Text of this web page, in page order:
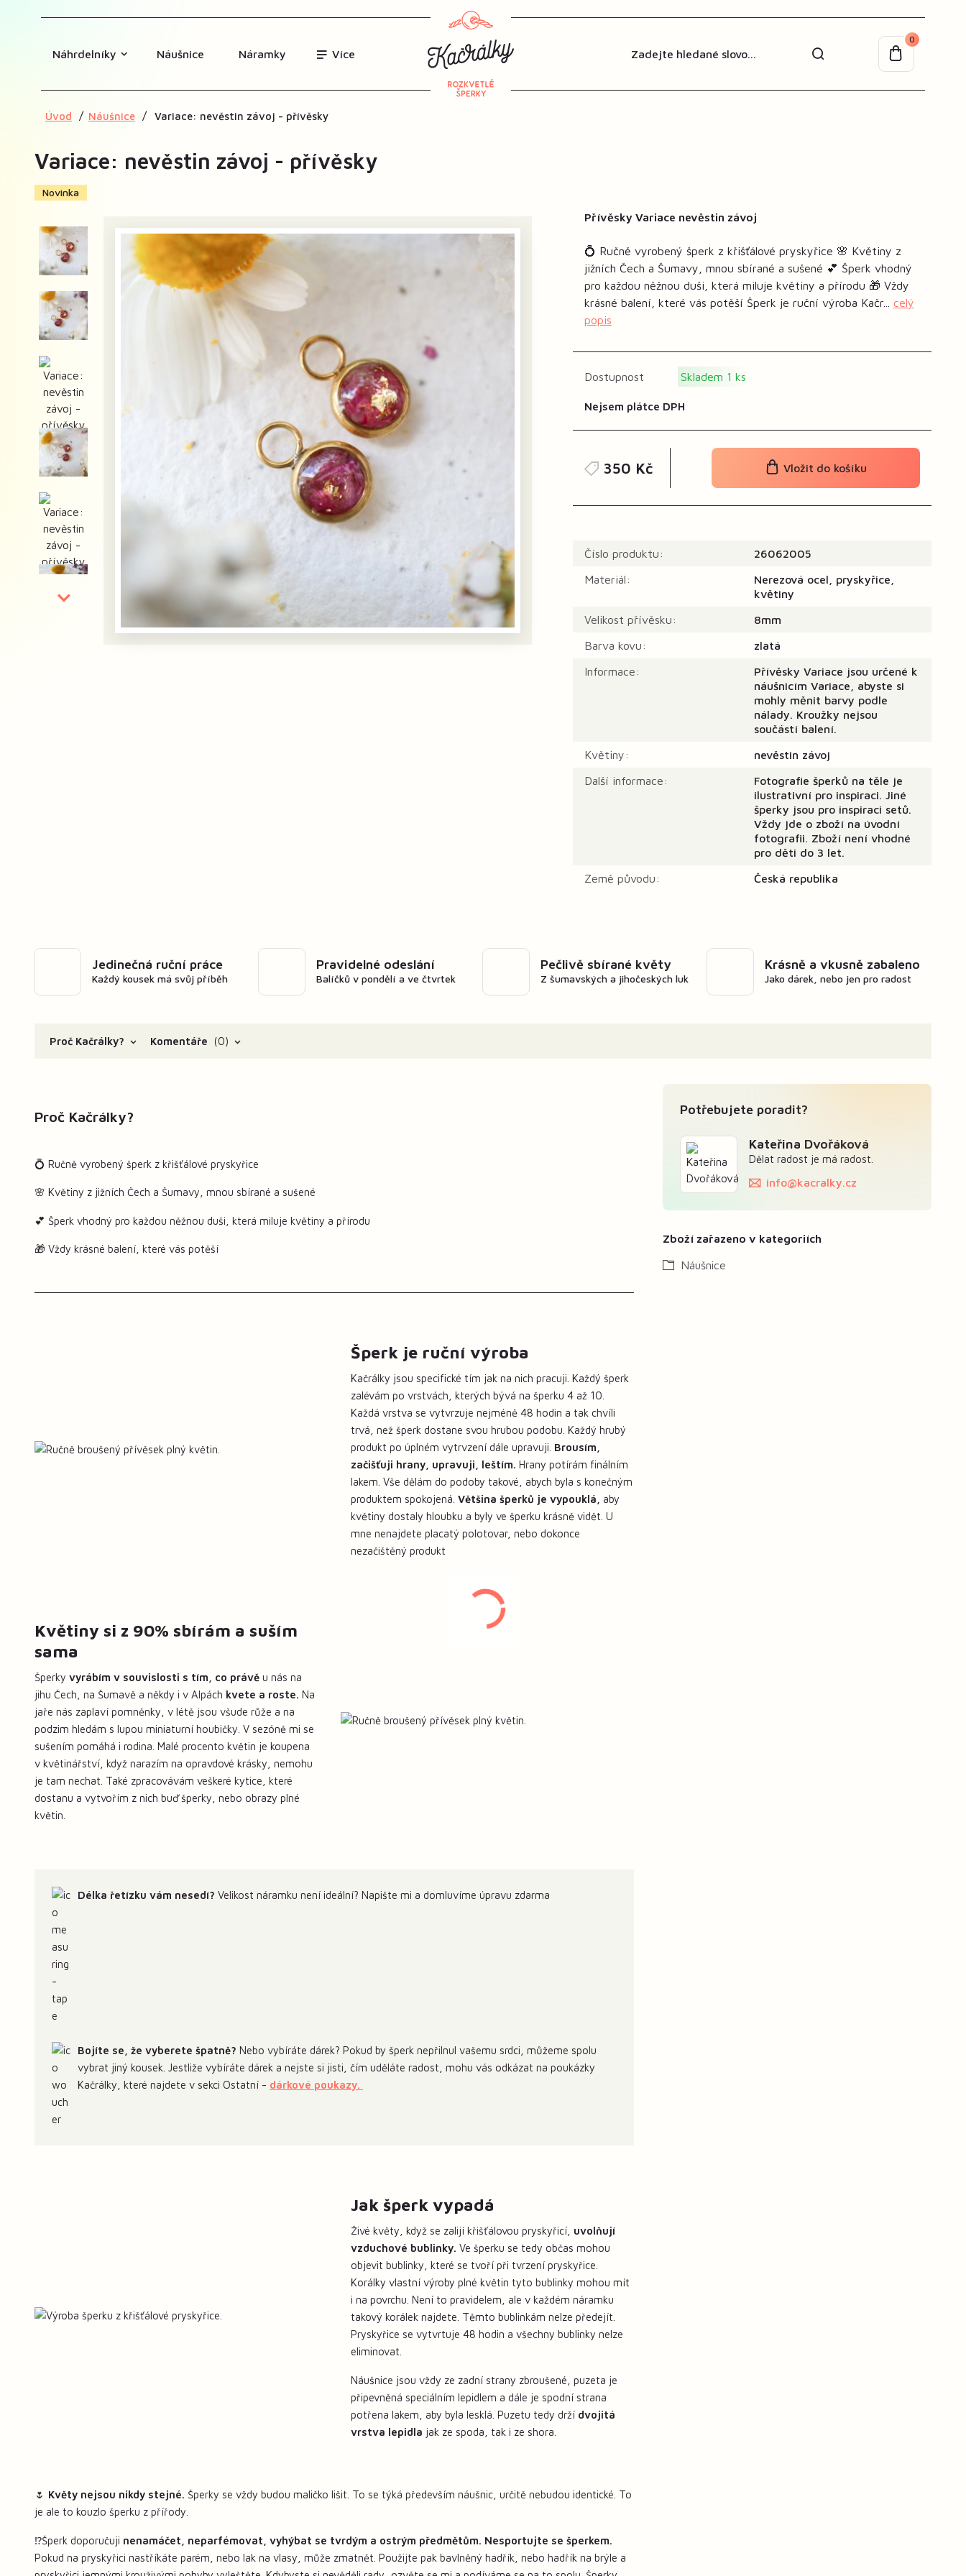
Náhrdelníky Náušnice Náramky Více
0
Úvod Náušnice Variace: nevěstin závoj - přívěsky
Variace: nevěstin závoj - přívěsky
Novinka
Přívěsky Variace nevěstin závoj
💍 Ručně vyrobený šperk z křišťálové pryskyřice 🌸 Květiny z
jižních Čech a Šumavy, mnou sbírané a sušené 💕 Šperk vhodný
pro každou něžnou duši, která miluje květiny a přírodu 🎁 Vždy
krásné balení, které vás potěší Šperk je ruční výroba Kačr... celý
popis
Dostupnost Skladem 1 ks
Nejsem plátce DPH
350 Kč Vložit do košíku
Číslo produktu:
26062005
Materiál:
Nerezová ocel, pryskyřice,
květiny
Velikost přívěsku:
8mm
Barva kovu:
zlatá
Informace:
Přívěsky Variace jsou určené k
náušnicím Variace, abyste si
mohly měnit barvy podle
nálady. Kroužky nejsou
součástí balení.
Květiny:
nevěstin závoj
Další informace:
Fotografie šperků na těle je
ilustrativní pro inspiraci. Jiné
šperky jsou pro inspiraci setů.
Vždy jde o zboží na úvodní
fotografii. Zboží není vhodné
pro děti do 3 let.
Země původu:
Česká republika
Jedinečná ruční práce
Každý kousek má svůj příběh
Pravidelné odeslání
Balíčků v pondělí a ve čtvrtek
Pečlivě sbírané květy
Z šumavských a jihočeských luk
Krásně a vkusně zabaleno
Jako dárek, nebo jen pro radost
Proč Kačrálky? Komentáře 0
Proč Kačrálky?
💍 Ručně vyrobený šperk z křišťálové pryskyřice
🌸 Květiny z jižních Čech a Šumavy, mnou sbírané a sušené
💕 Šperk vhodný pro každou něžnou duši, která miluje květiny a přírodu
🎁 Vždy krásné balení, které vás potěší
Šperk je ruční výroba
Kačrálky jsou specifické tím jak na nich pracuji. Každý šperk
zalévám po vrstvách, kterých bývá na šperku 4 až 10.
Každá vrstva se vytvrzuje nejméně 48 hodin a tak chvíli
trvá, než šperk dostane svou hrubou podobu. Každý hrubý
produkt po úplném vytrvzení dále upravuji. Brousím,
začišťuji hrany, upravuji, leštím. Hrany potírám finálním
lakem. Vše dělám do podoby takové, abych byla s konečným
produktem spokojená. Většina šperků je vypouklá,
aby
květiny dostaly hloubku a byly ve šperku krásně vidět. U
mne nenajdete placatý polotovar, nebo dokonce
nezačištěný produkt
Květiny si z 90% sbírám a suším
sama
Šperky vyrábím v souvislosti s tím, co právě u nás na
jihu Čech, na Šumavě a někdy i v Alpách kvete a roste. Na
jaře nás zaplaví pomněnky, v létě jsou všude růže a na
podzim hledám s lupou miniaturní houbičky. V sezóně mi se
sušením pomáhá i rodina. Malé procento květin je koupena
v květinářství, když narazím na opravdové krásky, nemohu
je tam nechat. Také zpracovávám veškeré kytice, které
dostanu a vytvořím z nich buď šperky, nebo obrazy plné
květin.
Délka řetízku vám nesedí? Velikost náramku není ideální? Napište mi a domluvíme úpravu zdarma
Bojíte se, že vyberete špatně? Nebo vybíráte dárek? Pokud by šperk nepřilnul vašemu srdci, můžeme spolu
vybrat jiný kousek. Jestliže vybíráte dárek a nejste si jisti, čím uděláte radost, mohu vás odkázat na poukázky
Kačrálky, které najdete v sekci Ostatní - dárkové poukazy.
Jak šperk vypadá
Živé květy, když se zalijí křišťálovou pryskyřicí, uvolňují
vzduchové bublinky. Ve šperku se tedy občas mohou
objevit bublinky, které se tvoří při tvrzení pryskyřice.
Korálky vlastní výroby plné květin tyto bublinky mohou mít
i na povrchu. Není to pravidelem, ale v každém náramku
takový korálek najdete. Těmto bublinkám nelze předejít.
Pryskyřice se vytvrtuje 48 hodin a všechny bublinky nelze
eliminovat.
Náušnice jsou vždy ze zadní strany zbroušené, puzeta je
připevněná speciálním lepidlem a dále je spodní strana
potřena lakem, aby byla lesklá. Puzetu tedy drží dvojitá
vrstva lepidla jak ze spoda, tak i ze shora.
🌷 Květy nejsou nikdy stejné. Šperky se vždy budou maličko lišit. To se týká především náušnic, určitě nebudou identické. To
je ale to kouzlo šperku z přířody.
⁉️Šperk doporučuji nenamáčet, neparfémovat, vyhýbat se tvrdým a ostrým předmětům. Nesportujte se šperkem.
Pokud na pryskyřici nastříkáte parém, nebo lak na vlasy, může zmatnět. Použijte pak bavlněný hadřík, nebo hadřík na brýle a
Potřebujete poradit?
Kateřina Dvořáková
Dělat radost je má radost.
info@kacralky.cz
Zboží zařazeno v kategoriích
Náušnice